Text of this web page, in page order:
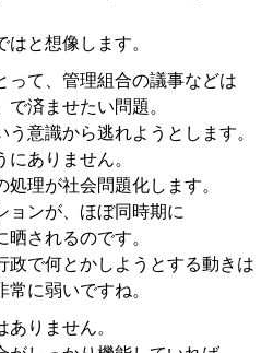
と想像します。
って、管理組合の議事などは
済ませたい問題。
意識から逃れようとします。
ありません。
理が社会問題化します。
ョンが、ほぼ同時期に
されるのです。
政で何とかしようとする動きは
に弱いですね。
りません。